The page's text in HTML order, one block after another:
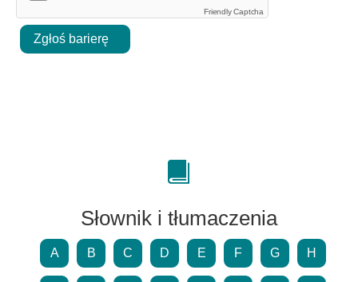
Friendly Captcha
Zgłoś barierę
Słownik i tłumaczenia
A B C D E F G H